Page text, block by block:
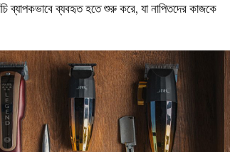
ব্যাপকভাবে ব্যবহৃত হতে শুরু করে, যা নাপিতদের কাজকে